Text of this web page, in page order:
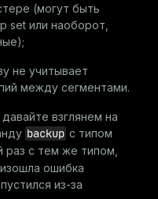
(могут быть
set или наоборот,
не учитывает
между сегментами.
взглянем на
backup с типом
раз с тем же типом,
ошибка
из-за